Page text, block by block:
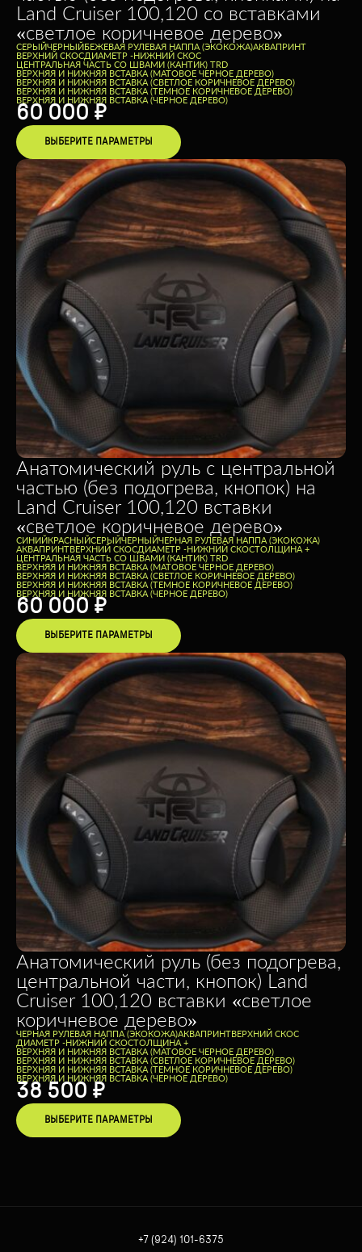
Land Cruiser 100,120 со вставками
«светлое коричневое дерево»
СЕРЫЙЧЕРНЫЙБЕЖЕВАЯ РУЛЕВАЯ НАППА (ЭКОКОЖА)АКВАПРИНТ
ВЕРХНИЙ СКОСДИАМЕТР -НИЖНИЙ СКОС
ЦЕНТРАЛЬНАЯ ЧАСТЬ СО ШВАМИ (КАНТИК) TRD
ВЕРХНЯЯ И НИЖНЯЯ ВСТАВКА (МАТОВОЕ ЧЕРНОЕ ДЕРЕВО)
ВЕРХНЯЯ И НИЖНЯЯ ВСТАВКА (СВЕТЛОЕ КОРИЧНЕВОЕ ДЕРЕВО)
ВЕРХНЯЯ И НИЖНЯЯ ВСТАВКА (ТЕМНОЕ КОРИЧНЕВОЕ ДЕРЕВО)
ВЕРХНЯЯ И НИЖНЯЯ ВСТАВКА (ЧЕРНОЕ ДЕРЕВО)
60 000 ₽
ВЫБЕРИТЕ ПАРАМЕТРЫ
Анатомический руль с центральной
частью (без подогрева, кнопок) на
Land Cruiser 100,120 вставки
«светлое коричневое дерево»
CИНИЙКРАСНЫЙСЕРЫЙЧЕРНЫЙЧЕРНАЯ РУЛЕВАЯ НАППА (ЭКОКОЖА)
АКВАПРИНТВЕРХНИЙ СКОСДИАМЕТР -НИЖНИЙ СКОСТОЛЩИНА +
ЦЕНТРАЛЬНАЯ ЧАСТЬ СО ШВАМИ (КАНТИК) TRD
ВЕРХНЯЯ И НИЖНЯЯ ВСТАВКА (МАТОВОЕ ЧЕРНОЕ ДЕРЕВО)
ВЕРХНЯЯ И НИЖНЯЯ ВСТАВКА (СВЕТЛОЕ КОРИЧНЕВОЕ ДЕРЕВО)
ВЕРХНЯЯ И НИЖНЯЯ ВСТАВКА (ТЕМНОЕ КОРИЧНЕВОЕ ДЕРЕВО)
ВЕРХНЯЯ И НИЖНЯЯ ВСТАВКА (ЧЕРНОЕ ДЕРЕВО)
60 000 ₽
ВЫБЕРИТЕ ПАРАМЕТРЫ
Анатомический руль (без подогрева,
центральной части, кнопок) Land
Cruiser 100,120 вставки «светлое
коричневое дерево»
ЧЕРНАЯ РУЛЕВАЯ НАППА (ЭКОКОЖА)АКВАПРИНТВЕРХНИЙ СКОС
ДИАМЕТР -НИЖНИЙ СКОСТОЛЩИНА +
ВЕРХНЯЯ И НИЖНЯЯ ВСТАВКА (МАТОВОЕ ЧЕРНОЕ ДЕРЕВО)
ВЕРХНЯЯ И НИЖНЯЯ ВСТАВКА (СВЕТЛОЕ КОРИЧНЕВОЕ ДЕРЕВО)
ВЕРХНЯЯ И НИЖНЯЯ ВСТАВКА (ТЕМНОЕ КОРИЧНЕВОЕ ДЕРЕВО)
ВЕРХНЯЯ И НИЖНЯЯ ВСТАВКА (ЧЕРНОЕ ДЕРЕВО)
38 500 ₽
ВЫБЕРИТЕ ПАРАМЕТРЫ
+7 (924) 101-6375